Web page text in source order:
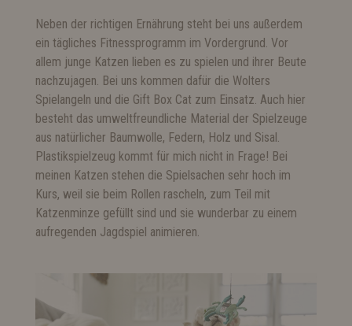
Neben der richtigen Ernährung steht bei uns außerdem
ein tägliches Fitnessprogramm im Vordergrund. Vor
allem junge Katzen lieben es zu spielen und ihrer Beute
nachzujagen. Bei uns kommen dafür die Wolters
Spielangeln und die Gift Box Cat zum Einsatz. Auch hier
besteht das umweltfreundliche Material der Spielzeuge
aus natürlicher Baumwolle, Federn, Holz und Sisal.
Plastikspielzeug kommt für mich nicht in Frage! Bei
meinen Katzen stehen die Spielsachen sehr hoch im
Kurs, weil sie beim Rollen rascheln, zum Teil mit
Katzenminze gefüllt sind und sie wunderbar zu einem
aufregenden Jagdspiel animieren.